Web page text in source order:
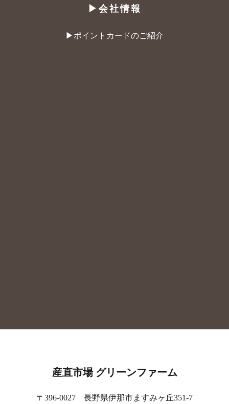
▶︎会社情報
▶︎ポイントカードのご紹介
産直市場 グリーンファーム
〒396-0027 長野県伊那市ますみヶ丘351-7